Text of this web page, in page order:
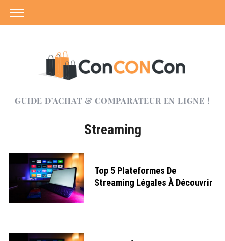
GUIDE D'ACHAT & COMPARATEUR EN LIGNE !
Streaming
Top 5 Plateformes De
Streaming Légales À Découvrir